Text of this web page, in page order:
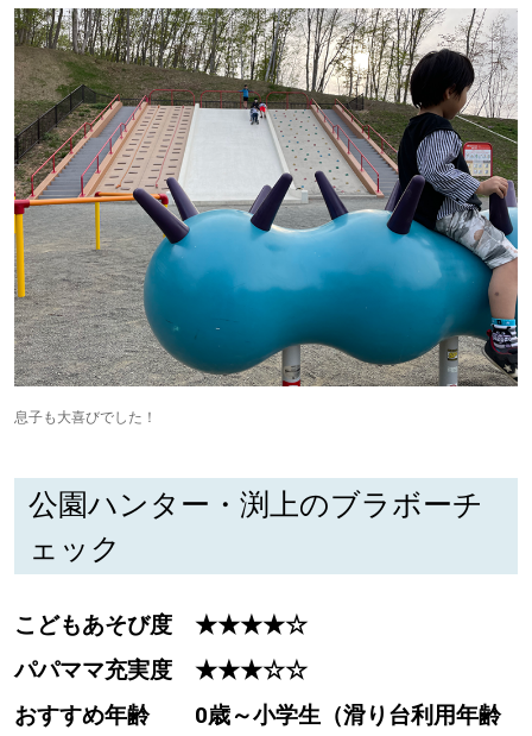
息子も大喜びでした！
公園ハンター・渕上のブラボーチ
ェック
こどもあそび度 ★★★★☆
パパママ充実度 ★★★☆☆
おすすめ年齢 0歳～小学生（滑り台利用年齢